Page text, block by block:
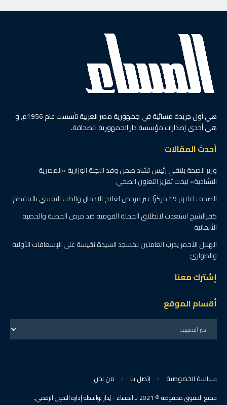
هي أول جريدة مسائية في جمهورية مصر العربية تأسست عام 1956م, و
هي أحدى إصدارات مؤسسة دار الجمهورية للصحافة.
أحدث المقالات
وزير الصحة يلتقي رئيس تشاد ضمن وفد اللجنة الوزارية «المصرية –
التشادية» لبحث تعزيز التعاون الصحي
الصحة : اغلاق 19 مركزًا غير مرخص لعلاج الإدمان والطب النفسي بالمقطم
كفرالشيخ استعدت لانطلاق الحملة القومية ضد مرض الحصبة والحصبة
الألمانية
الهلال الأحمر يدرب العاملين بمسجد السيدة نفيسة على الإسعافات الأولية
والطوارئ
إشترك معنا
أقسام الموقع
سياسة الخصوصية إتصل بنا من نحن
جميع الحقوق محفوظة © 2021 لـ المساء - يُدار بواسطة إدارة التحول الرقمي.